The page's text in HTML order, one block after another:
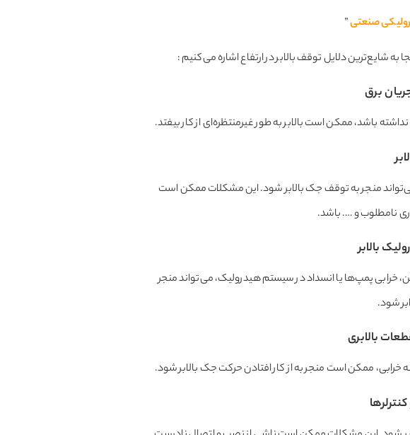
صنعتی”
شایع‌ترین دلایل توقف بالابر در ارتفاع اشاره می‌کنیم :
برق
باشد، ممکن است بالابر به طور غیرمنتظره‌ای از کار بیفتد.
می‌تواند منجر به توقف جک بالابر شود. این مشکلات ممکن است
نامطلوب و …. باشد.
بالابر
پمپ‌ها یا انسداد در سیستم هیدرولیک، می‌تواند منجر
شود.
بالابری
خرابی، ممکن است منجر به از کار افتادن حرکت جک بالابر شود.